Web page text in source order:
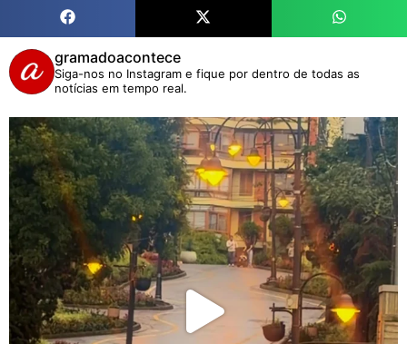
gramadoacontece
Siga-nos no Instagram e fique por dentro de todas as
notícias em tempo real.